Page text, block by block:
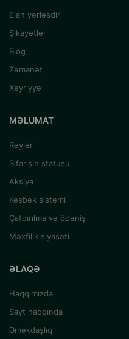
Elan yerləşdir
Şikayətlər
Blog
Zəmanət
Xeyriyyə
MƏLUMAT
Rəylər
Sifarişin statusu
Aksiya
Keşbek sistemi
Çatdırılma və ödəniş
Məxfilik siyasəti
ƏLAQƏ
Haqqımızda
Sayt haqqında
Əməkdaşlıq